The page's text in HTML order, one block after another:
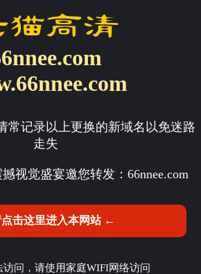
常记录以上更换的新域名以免迷路
走失
视觉盛宴邀您转发： 66nnee.com
击这里进入本网站 ←
访问，请使用家庭WIFI网络访问